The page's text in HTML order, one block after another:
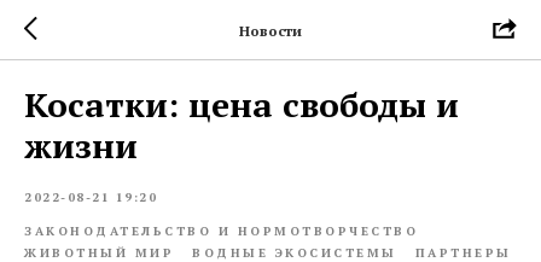
Новости
Косатки: цена свободы и
жизни
2022-08-21 19:20
ЗАКОНОДАТЕЛЬСТВО И НОРМОТВОРЧЕСТВО
ЖИВОТНЫЙ МИР
ВОДНЫЕ ЭКОСИСТЕМЫ ПАРТНЕРЫ